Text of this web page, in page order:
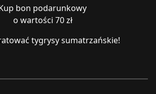
bon podarunkowy
o wartości 70 zł
tygrysy sumatrzańskie!